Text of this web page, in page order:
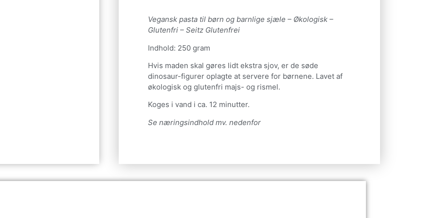
Vegansk pasta til børn og barnlige sjæle – Økologisk –
Glutenfri – Seitz Glutenfrei
Indhold: 250 gram
Hvis maden skal gøres lidt ekstra sjov, er de søde
dinosaur-figurer oplagte at servere for børnene. Lavet af
økologisk og glutenfri majs- og rismel.
Koges i vand i ca. 12 minutter.
Se næringsindhold mv. nedenfor